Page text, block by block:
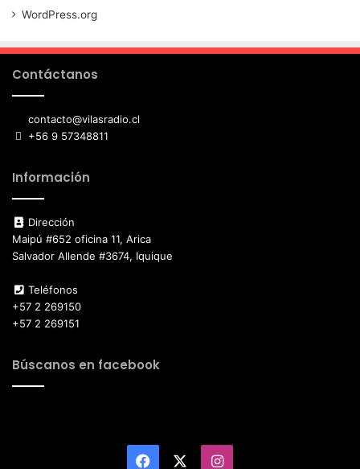
WordPress.org
Contáctanos
contacto@vilasradio.cl
+56 9 57348811
Información
Dirección
Maipú #652 oficina 11, Arica
Salvador Allende #3674, Iquique
Teléfonos
+57 2 269150
+57 2 269151
Búscanos en facebook
Facebook Instagram